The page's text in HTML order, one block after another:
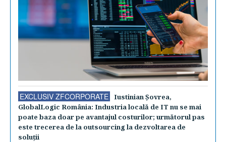
EXCLUSIV ZFCORPORATE
Iustinian Şovrea,
GlobalLogic România: Industria locală de IT nu se mai
poate baza doar pe avantajul costurilor; următorul pas
este trecerea de la outsourcing la dezvoltarea de
soluţii